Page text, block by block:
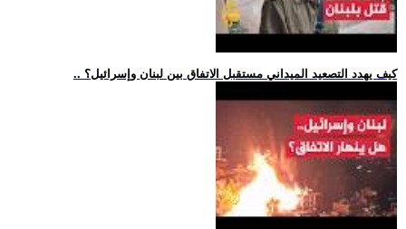
.. كيف يهدد التصعيد الميداني مستقبل الاتفاق بين لبنان وإسرائيل؟